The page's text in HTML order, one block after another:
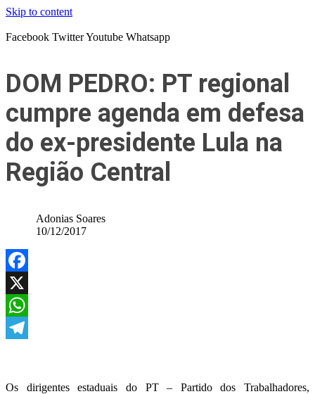
Skip to content
Facebook TwitterYoutube Whatsapp
DOM PEDRO: PT regional
cumpre agenda em defesa
do ex-presidente Lula na
Região Central
Adonias Soares
10/12/2017
Facebook
X
WhatsApp
Os dirigentes estaduais do PT – Partido dos Trabalhadores,